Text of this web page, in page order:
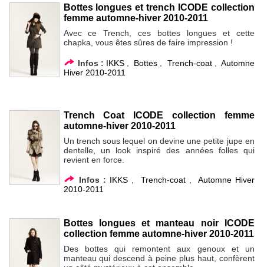
Bottes longues et trench ICODE collection
femme automne-hiver 2010-2011
Avec ce Trench, ces bottes longues et cette
chapka, vous êtes sûres de faire impression !
Infos : IKKS, Bottes Trench-coat, Automne
Hiver 2010-2011
Trench Coat ICODE collection femme
automne-hiver 2010-2011
Un trench sous lequel on devine une petite jupe en
dentelle, un look inspiré des années folles qui
revient en force.
Infos : IKKS, Trench-coat, Automne Hiver
2010-2011
Bottes longues et manteau noir ICODE
collection femme automne-hiver 2010-2011
Des bottes qui remontent aux genoux et un
manteau qui descend à peine plus haut, confèrent